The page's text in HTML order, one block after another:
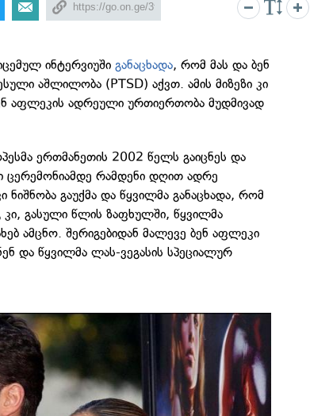
ინტერვიუშიგანაცხადა, რომ მას და ბენ
აშლილობა (PTSD) აქვთ. ამის მიზეზი კი
აფლეკის ადრეული ურთიერთობა მუდმივად
ერთმანეთის 2002 წელს გაიცნეს და
ცერემონიამდე რამდენი დღით ადრე
ნიშნობა გაუქმა და წყვილმა განაცხადა, რომ
გასული წლის ზაფხულში, წყვილმა
ამცნო. შერიგებიდან მალევე ბენ აფლეკი
და წყვილმა ლას-ვეგასის სპეციალურ